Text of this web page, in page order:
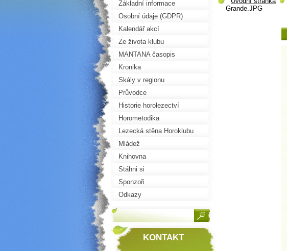
Grande.JPG
Základní informace
Osobní údaje (GDPR)
Kalendář akcí
Ze života klubu
MANTANA časopis
Kronika
Skály v regionu
Průvodce
Historie horolezectví
Horometodika
Lezecká stěna Horoklubu
Mládež
Knihovna
Stáhni si
Sponzoři
Odkazy
KONTAKT